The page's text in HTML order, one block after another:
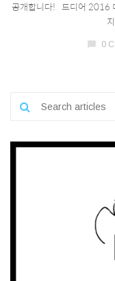
공개합니다! 드디어 2016
0